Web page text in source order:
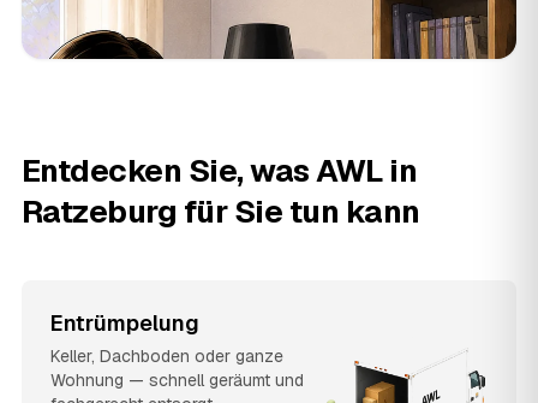
Entdecken Sie, was AWL in
Ratzeburg für Sie tun kann
Entrümpelung
Keller, Dachboden oder ganze
Wohnung — schnell geräumt und